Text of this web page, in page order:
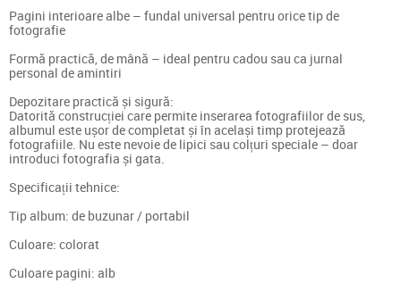
Pagini interioare albe – fundal universal pentru orice tip de
fotografie
Formă practică, de mână – ideal pentru cadou sau ca jurnal
personal de amintiri
Depozitare practică și sigură:
Datorită construcției care permite inserarea fotografiilor de sus,
albumul este ușor de completat și în același timp protejează
fotografiile. Nu este nevoie de lipici sau colțuri speciale – doar
introduci fotografia și gata.
Specificații tehnice:
Tip album: de buzunar / portabil
Culoare: colorat
Culoare pagini: alb